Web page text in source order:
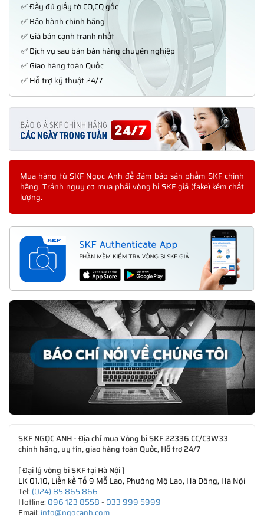
✅ Đầy đủ giấy tờ CO,CQ gốc
✅ Bảo hành chính hãng
✅ Giá bán cạnh tranh nhất
✅ Dịch vụ sau bán bán hàng chuyên nghiệp
✅ Giao hàng toàn Quốc
✅ Hỗ trợ kỹ thuật 24/7
Mua hàng từ SKF Ngọc Anh để đảm bảo sản phẩm SKF chính
hãng. Tránh nguy cơ mua phải vòng bi SKF giả (fake) kém chất
lượng.
SKF NGỌC ANH - Địa chỉ mua Vòng bi SKF 22336 CC/C3W33
chính hãng, uy tín, giao hàng toàn Quốc, Hỗ trợ 24/7
[Đại lý vòng bi SKF tại Hà Nội]
LK 01.10, Liền kề Tổ 9 Mỗ Lao, Phường Mộ Lao, Hà Đông, Hà Nội
Tel: (024) 85 865 866
Hotline: 096 123 8558- 033 999 5999
Email: info@ngocanh.com